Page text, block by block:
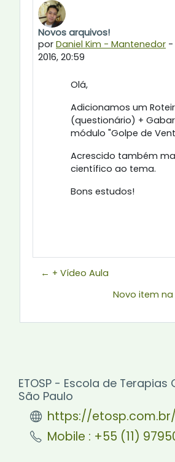
Novos arquivos!
por Daniel Kim - Mantenedor -
2016, 20:59
Número de respostas: 0
Olá,
Adicionamos um
(questionário) +
módulo "Golpe de
Acrescido também
científico ao tema.
Bons estudos!
← + Vídeo Aula
Novo item
ETOSP - Escola de Terapias
São Paulo
https://etosp.com.br/
Mobile : +55 (11)